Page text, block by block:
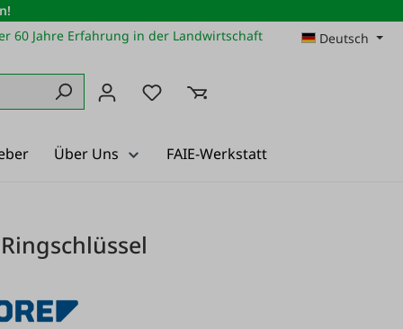
60 Jahre Erfahrung in der Landwirtschaft Deutsch
Du hast 0 Produkte auf dem
Über Uns FAIE-Werkstatt